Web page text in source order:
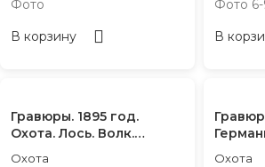
Фото
В корзину
Фото
В
Гравюры. 1895 год.
Охота. Лось. Волк.
Охота Охота